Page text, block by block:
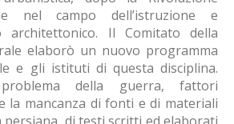
nel campo dell’istruzione e
architettonico. Il Comitato della
elaborò un nuovo programma
e gli istituti di questa disciplina.
della guerra, fattori
la mancanza di fonti e di materiali